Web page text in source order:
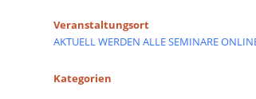
Veranstaltungsort
AKTUELL WERDEN ALLE SEMINARE
Kategorien